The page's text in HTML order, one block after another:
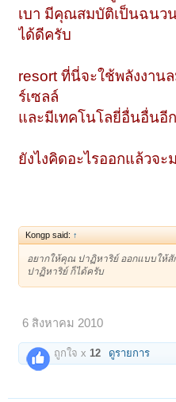
เบา มีคุณสมบัติเป็นฉนว
ได้ดีครับ
resort ที่นี่จะใช้พลังงาน
ร์เซลล์
และมีเทคโนโลยี่อื่นอื่นอี
ยังไงคิดอะไรออกแล้วจะ
Kongp said: ↑
อยากให้คุณ ปาฏิหาริย์ ออกแบบให้
ปาฏิหาริย์ ก็ได้ครับ
6 สิงหาคม 2010
ถูกใจ x 12 ดูรายการ